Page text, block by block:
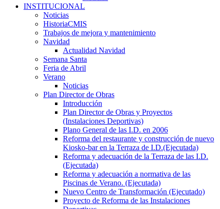
INSTITUCIONAL
Noticias
HistoriaCMIS
Trabajos de mejora y mantenimiento
Navidad
Actualidad Navidad
Semana Santa
Feria de Abril
Verano
Noticias
Plan Director de Obras
Introducción
Plan Director de Obras y Proyectos
(Instalaciones Deportivas)
Plano General de las I.D. en 2006
Reforma del restaurante y construcción de nuevo
Kiosko-bar en la Terraza de I.D.(Ejecutada)
Reforma y adecuación de la Terraza de las I.D.
(Ejecutada)
Reforma y adecuación a normativa de las
Piscinas de Verano. (Ejecutada)
Nuevo Centro de Transformación (Ejecutado)
Proyecto de Reforma de las Instalaciones